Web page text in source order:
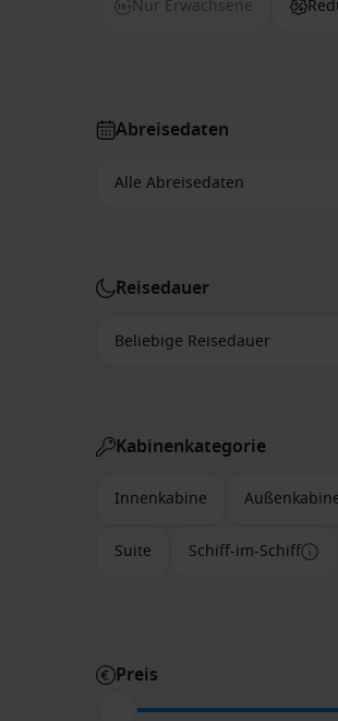
Nur Erwachsene
Abreisedaten
Reisedauer
Kabinenkategorie
Innenkabine
Suite Schiff-im-Schiff
Preis